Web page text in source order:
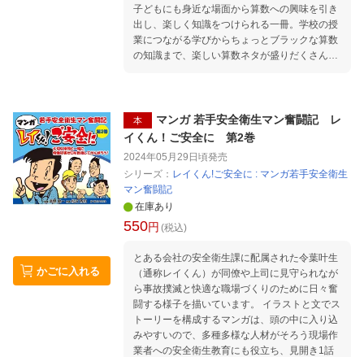
職場改善 第71回 冬こそ余裕を持って安全運
転 第72回 大掃除の極意！
子どもにも身近な場面から算数への興味を引き
出し、楽しく知識をつけられる一冊。学校の授
業につながる学びからちょっとブラックな算数
の知識まで、楽しい算数ネタが盛りだくさん！
た〜い！ ・めんつゆの真実を暴け！ ・今日の
コーディネートが決まらない …ほか ■第2
ーに行こう！ ・おつりは少なめ計画！ 買い物
マスターへの道 ・究極の選択！ どっちがお
得？ ・2回割引すると、どうなるの？ ・テレビ
のサイズの「インチ」って？ …ほか ■第3
章 人気者になれる算数 ・奥が深い魔方陣の世
つけてラクしちゃおう ・ハチが選んだ最強の図
形とは…？ ・ラブレターの暗号を解いちゃお
う！ …ほか ■第4章 悪用厳禁！ ブラッ
ク算数 ・ワルダクミンのおこづかい交渉術 ・
全身が映る鏡はどれだ？ ・大きい数字を攻略せ
よ！ ・平均点以上なのに順位が低いナゾ ・正
しいサイコロを作れるか!? …ほか
かごに入れる
本
マンガ 若手安全衛生マン奮闘記 レ
イくん！ご安全に 第2巻
2024年05月29日頃発売
シリーズ： レイくん!ご安全に : マンガ若手安全衛生
マン奮闘記
在庫あり
550円 (税込)
とある会社の安全衛生課に配属された令葉叶生
（通称レイくん）が同僚や上司に見守られなが
ら事故撲滅と快適な職場づくりのために日々奮
闘する様子を描いています。 イラストと文でス
トーリーを構成するマンガは、頭の中に入り込
みやすいので、多種多様な人材がそろう現場作
業者への安全衛生教育にも役立ち、見開き1話